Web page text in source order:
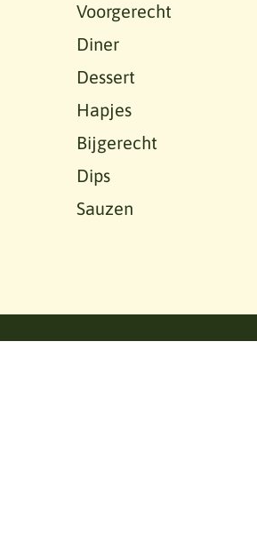
Voorgerecht
Diner
Dessert
Hapjes
Bijgerecht
Dips
Sauzen